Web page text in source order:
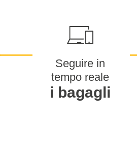
Seguire in
tempo reale
i bagagli